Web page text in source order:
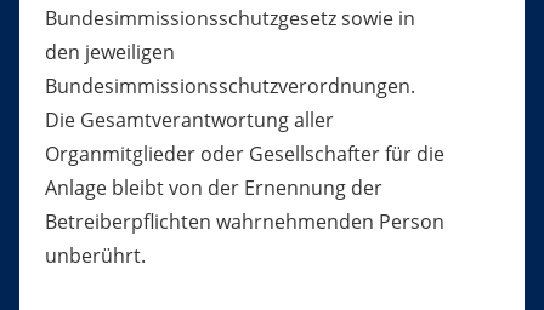
Bundesimmissionsschutzgesetz sowie in
den jeweiligen
Bundesimmissionsschutzverordnungen.
Die Gesamtverantwortung aller
Organmitglieder oder Gesellschafter für die
Anlage bleibt von der Ernennung der
Betreiberpflichten wahrnehmenden Person
unberührt.